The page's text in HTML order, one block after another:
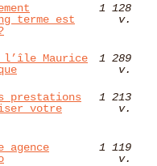
terme est
1 128
v.
Maurice
1 289
v.
prestations
votre
1 213
v.
1 119
v.